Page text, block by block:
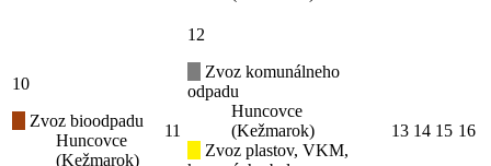
10
Zvoz bioodpadu
Huncovce
(Kežmarok)
11
12
Zvoz komunálneho
odpadu
Huncovce
(Kežmarok)
Zvoz plastov, VKM,
13 14 15 16